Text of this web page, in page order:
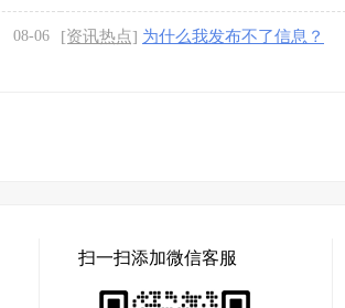
08-06 [资讯热点] 为什么我发布不了信息？
扫一扫添加微信客服